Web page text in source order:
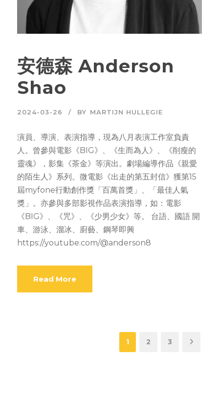
安德森 Anderson
Shao
2024-03-26 BY MARTIJN HULLEGIE
演員、導演、表演指導，現為八月表演工作室負責
人。曾參與電影《BIG》、《生而為人》、《削瘦的
靈魂》，影集《茶金》等演出。劇場編導作品《親愛
的陌生人》系列。微電影《出走的第五封信》獲第15
屆myfone行動創作獎「百萬首獎」、「最佳人氣
獎」。亦參與多部影視作品表演指導，如：電影
《BIG》、《咒》、《少男少女》等。 台語、國語 開
車、游泳、溜冰、廚藝、鋼琴即興
https://youtube.com/@anderson8
Read More
1 2 3